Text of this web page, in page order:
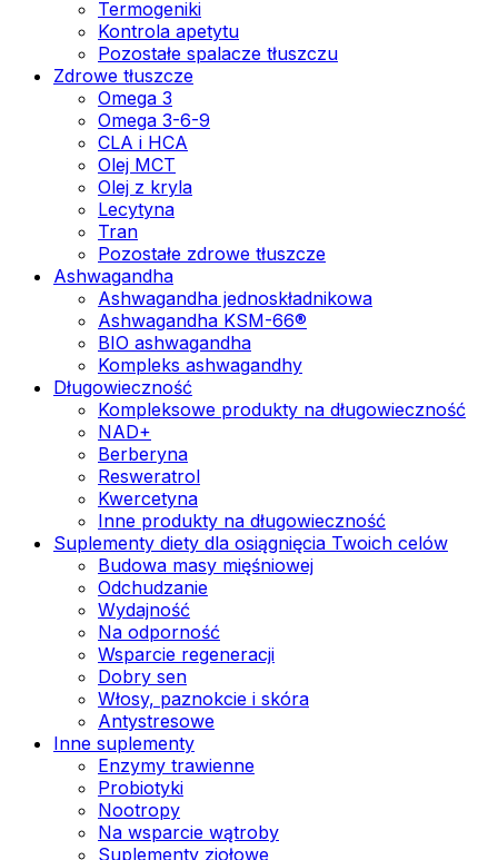
Termogeniki
Kontrola apetytu
Pozostałe spalacze tłuszczu
Zdrowe tłuszcze
Omega 3
Omega 3-6-9
CLA i HCA
Olej MCT
Olej z kryla
Lecytyna
Tran
Pozostałe zdrowe tłuszcze
Ashwagandha
Ashwagandha jednoskładnikowa
Ashwagandha KSM-66®
BIO ashwagandha
Kompleks ashwagandhy
Długowieczność
Kompleksowe produkty na długowieczność
NAD+
Berberyna
Resweratrol
Kwercetyna
Inne produkty na długowieczność
Suplementy diety dla osiągnięcia Twoich celów
Budowa masy mięśniowej
Odchudzanie
Wydajność
Na odporność
Wsparcie regeneracji
Dobry sen
Włosy, paznokcie i skóra
Antystresowe
Inne suplementy
Enzymy trawienne
Probiotyki
Nootropy
Na wsparcie wątroby
Suplementy ziołowe